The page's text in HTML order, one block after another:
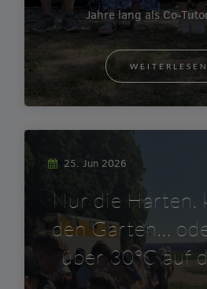
Jahre lang als Co-
WEITERLESEN
25. Jun 2026
Nur die Harten,
den Garten…
über 30°C auf